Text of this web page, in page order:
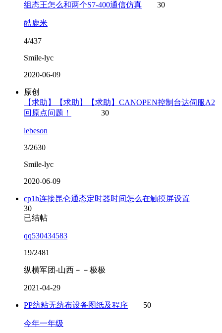
组态王怎么和两个S7-400通信仿真
30
酷鹿米
4/437
Smile-lyc
2020-06-09
原创
【求助】【求助】【求助】CANOPEN控制台达伺服A2
回原点问题！
30
lebeson
3/2630
Smile-lyc
2020-06-09
cp1h连接昆仑通态定时器时间怎么在触摸屏设置
30
已结帖
qq530434583
19/2481
纵横军团-山西－－极极
2021-04-29
PP纺粘无纺布设备图纸及程序 50
今年一年级